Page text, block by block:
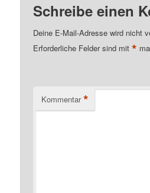
Schreibe einen
Deine E-Mail-Adresse wird nicht
Erforderliche Felder sind mit*
Kommentar *